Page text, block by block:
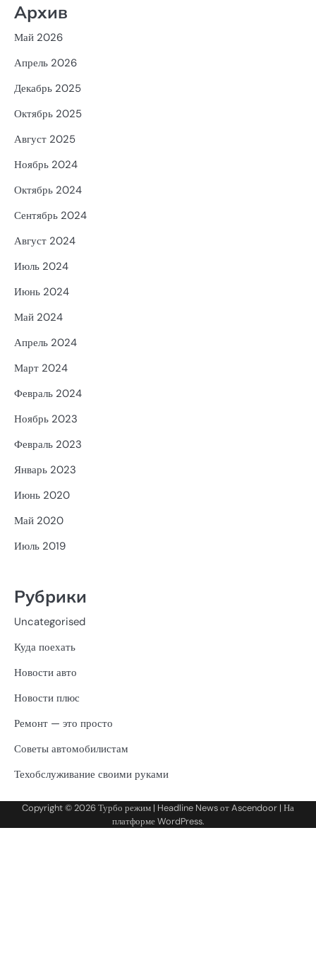
Архив
Май 2026
Апрель 2026
Декабрь 2025
Октябрь 2025
Август 2025
Ноябрь 2024
Октябрь 2024
Сентябрь 2024
Август 2024
Июль 2024
Июнь 2024
Май 2024
Апрель 2024
Март 2024
Февраль 2024
Ноябрь 2023
Февраль 2023
Январь 2023
Июнь 2020
Май 2020
Июль 2019
Рубрики
Uncategorised
Куда поехать
Новости авто
Новости плюс
Ремонт — это просто
Советы автомобилистам
Техобслуживание своими руками
Copyright © 2026Турбо режим | Headline News отAscendoor | На
платформеWordPress.